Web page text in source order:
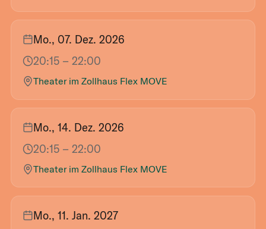
Mo., 07. Dez. 2026
20:15 – 22:00
Theater im Zollhaus Flex MOVE
Mo., 14. Dez. 2026
20:15 – 22:00
Theater im Zollhaus Flex MOVE
Mo., 11. Jan. 2027